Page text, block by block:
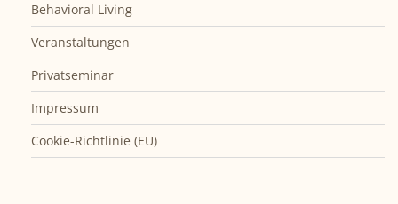
Behavioral Living
Veranstaltungen
Privatseminar
Impressum
Cookie-Richtlinie (EU)